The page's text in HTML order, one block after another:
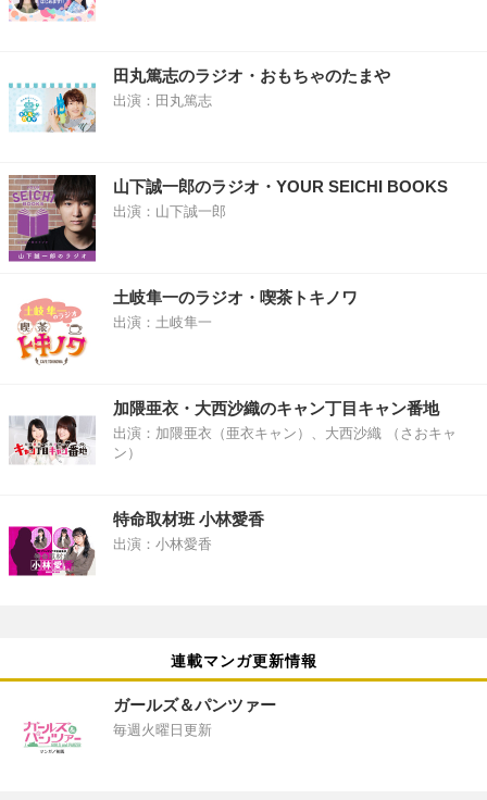
田丸篤志のラジオ・おもちゃのたまや
出演：田丸篤志
山下誠一郎のラジオ・YOUR SEICHI BOOKS
出演：山下誠一郎
土岐隼一のラジオ・喫茶トキノワ
出演：土岐隼一
加隈亜衣・大西沙織のキャン丁目キャン番地
出演：加隈亜衣（亜衣キャン）、大西沙織 （さおキャ
ン）
特命取材班 小林愛香
出演：小林愛香
連載マンガ更新情報
ガールズ＆パンツァー
毎週火曜日更新